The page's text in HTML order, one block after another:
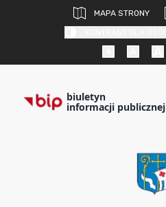
MAPA STRONY
biuletyn
informacji publicznej